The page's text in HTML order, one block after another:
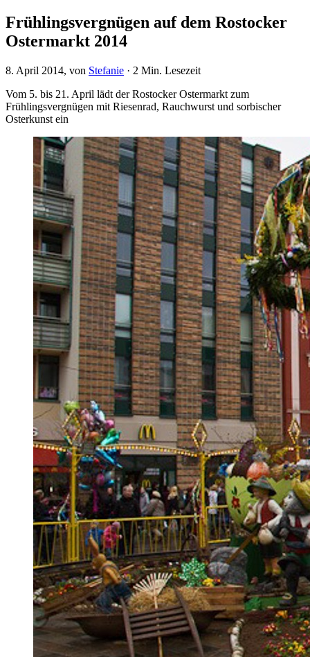
Frühlingsvergnügen auf dem Rostocker
Ostermarkt 2014
8. April 2014, von Stefanie · 2 Min. Lesezeit
Vom 5. bis 21. April lädt der Rostocker Ostermarkt zum
Frühlingsvergnügen mit Riesenrad, Rauchwurst und sorbischer
Osterkunst ein